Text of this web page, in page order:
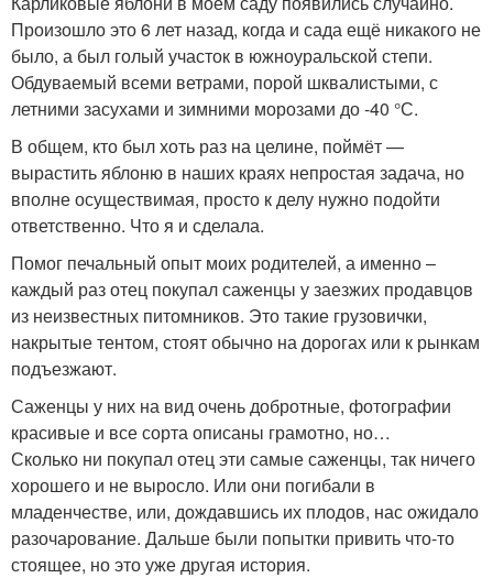
Произошло это 6 лет назад, когда и сада ещё никакого не
было, а был голый участок в южноуральской степи.
Обдуваемый всеми ветрами, порой шквалистыми, с
летними засухами и зимними морозами до -40 °С.
В общем, кто был хоть раз на целине, поймёт —
вырастить яблоню в наших краях непростая задача, но
вполне осуществимая, просто к делу нужно подойти
ответственно. Что я и сделала.
Помог печальный опыт моих родителей, а именно –
каждый раз отец покупал саженцы у заезжих продавцов
из неизвестных питомников. Это такие грузовички,
накрытые тентом, стоят обычно на дорогах или к рынкам
подъезжают.
Саженцы у них на вид очень добротные, фотографии
красивые и все сорта описаны грамотно, но…
Сколько ни покупал отец эти самые саженцы, так ничего
хорошего и не выросло. Или они погибали в
младенчестве, или, дождавшись их плодов, нас ожидало
разочарование. Дальше были попытки привить что-то
стоящее, но это уже другая история.